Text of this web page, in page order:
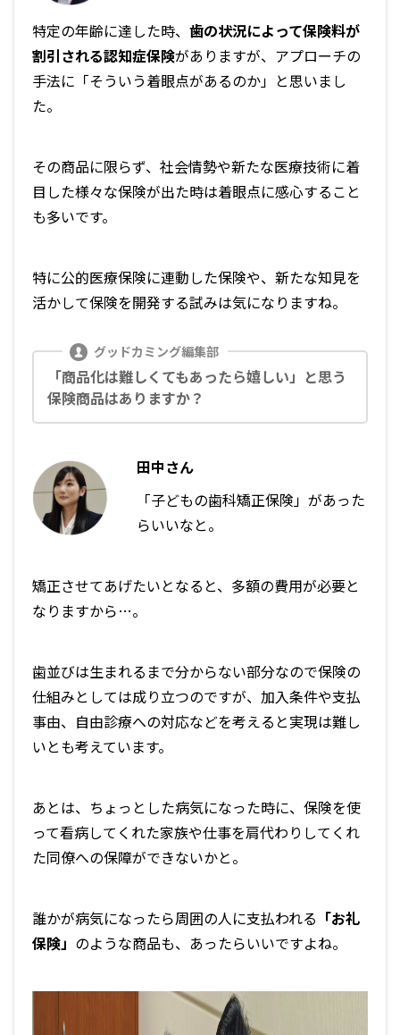
特定の年齢に達した時、 歯の状況によって保険料が
割引される認知症保険がありますが、アプローチの
手法に「そういう着眼点があるのか」と思いまし
た。
その商品に限らず、社会情勢や新たな医療技術に着
目した様々な保険が出た時は着眼点に感心すること
も多いです。
特に公的医療保険に連動した保険や、新たな知見を
活かして保険を開発する試みは気になりますね。
「商品化は難しくてもあったら嬉しい」と思う
保険商品はありますか？
田中さん
「子どもの歯科矯正保険」があった
らいいなと。
矯正させてあげたいとなると、多額の費用が必要と
なりますから…。
歯並びは生まれるまで分からない部分なので保険の
仕組みとしては成り立つのですが、 加入条件や支払
事由、自由診療への対応などを考えると実現は難し
いとも考えています。
あとは、ちょっとした病気になった時に、保険を使
って看病してくれた家族や仕事を肩代わりしてくれ
た同僚への保障ができないかと。
誰かが病気になったら周囲の人に支払われる 「お礼
保険」 のような商品も、あったらいいですよね。